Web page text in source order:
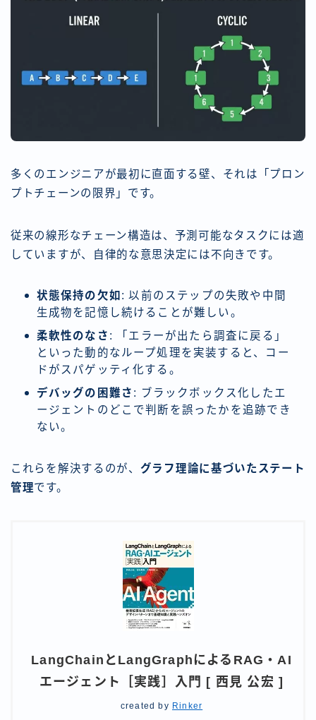
多くのエンジニアが最初に直面する壁、それは「プロン
プトチェーンの限界」です。
従来の線形なチェーン構造は、予測可能なタスクには適
していますが、自律的な意思決定には不向きです。
状態保持の欠如 : 以前のステップの失敗や中間
生成物を記憶し続けることが難しい。
柔軟性のなさ : 「エラーが出たら調査に戻る」
といった動的なループ処理を実装すると、コー
ドがスパゲッティ化する。
デバッグの困難さ : ブラックボックス化したエ
ージェントのどこで判断を誤ったかを追跡でき
ない。
これらを解決するのが、 グラフ理論に基づいたステート
管理です。
LangChainとLangGraphによるRAG・AI
エージェント［実践］入門 [ 西見 公宏 ]
created by Rinker